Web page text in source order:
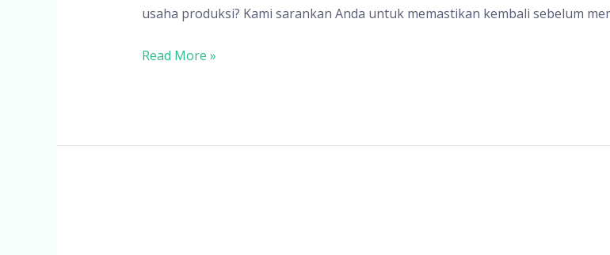
usaha produksi? Kami sarankan Anda untuk memastikan kembali sebelum
Yang
Membuat
Read More »